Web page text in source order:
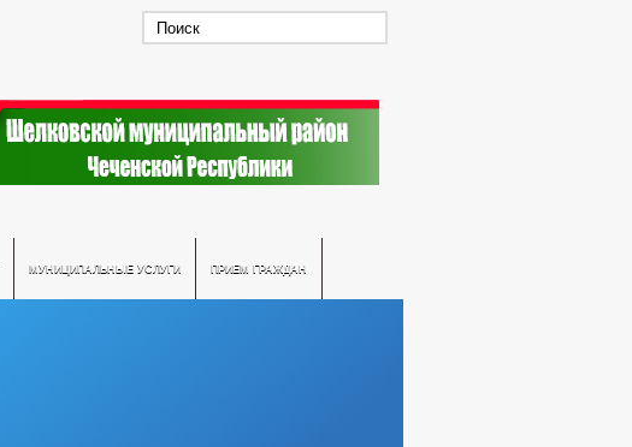
МУНИЦИПАЛЬНЫЕ УСЛУГИ ПРИЕМ ГРАЖДАН